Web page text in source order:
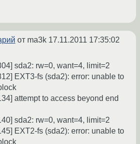
от ma3k 17.11.2011 17:35:02
sda2: rw=0, want=4, limit=2
EXT3-fs (sda2): error: unable to
attempt to access beyond end
sda2: rw=0, want=4, limit=2
EXT2-fs (sda2): error: unable to